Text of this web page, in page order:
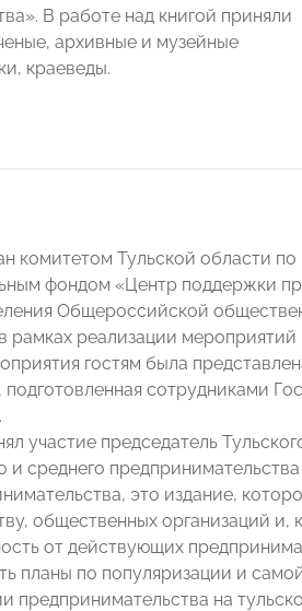
В работе над книгой приняли
архивные и музейные
краеведы.
комитетом Тульской области
фондом «Центр поддержки
Общероссийской
реализации мероприятий
гостям была
подготовленная сотрудниками
участие председатель
и среднего
это издание,
общественных организаций
от действующих
планы по популяризации и
предпринимательства на